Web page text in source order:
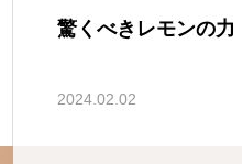
驚くべきレモンの力
2024.02.02